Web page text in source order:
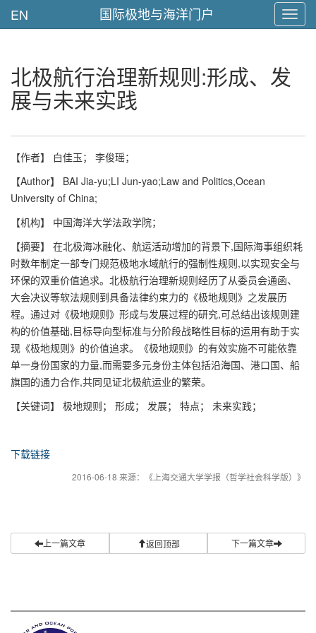
EN 国际极地与海洋门户
北极航行治理新规则:形成、发
展与未来实践
【作者】 白佳玉； 李俊瑶；
【Author】 BAI Jia-yu;LI Jun-yao;Law and Politics,Ocean
University of China;
【机构】 中国海洋大学法政学院；
【摘要】 在北极海冰融化、航运活动增加的背景下,国际海事组织耗
时数年制定一部专门规范极地水域航行的强制性规则,以实现安全与
环保的双重价值追求。北极航行治理新规则经历了从委员会通函、
大会决议等软法规则到具备法律约束力的《极地规则》之发展历
程。通过对《极地规则》形成与发展过程的研究,可总结出该规则建
构的价值基础,目标导向型标准与分阶段战略性目标的运用有助于实
现《极地规则》的价值追求。《极地规则》的有效实施不可能依靠
单一身份国家的力量,而需要多元身份主体包括沿海国、港口国、船
旗国的通力合作,共同见证北极航运业的繁荣。
【关键词】 极地规则； 形成； 发展； 特点； 未来实践；
下载链接
2016-06-18 来源：《上海交通大学学报（哲学社会科学版）》
上一篇文章 返回顶部 下一篇文章